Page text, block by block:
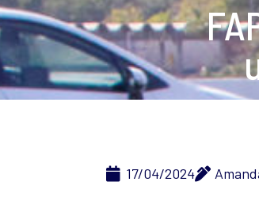
17/04/2024